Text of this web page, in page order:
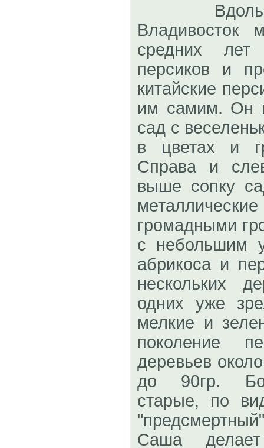
Вдоль
Владивосток
средних
персиков и
китайские
им самим. Он
сад с
в цветах и
Справа и
выше сопку
громадными
с небольшим
абрикоса и
нескольких
одних уже
мелкие и
поколение
деревьев
до 90гр.
старые, по
Саша